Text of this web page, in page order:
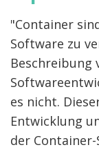
"Container
Software zu
Beschreibung
es nicht.
Entwicklung
der